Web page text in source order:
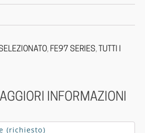
, FE97 SERIES,
TUTTI I
INFORMAZIONI